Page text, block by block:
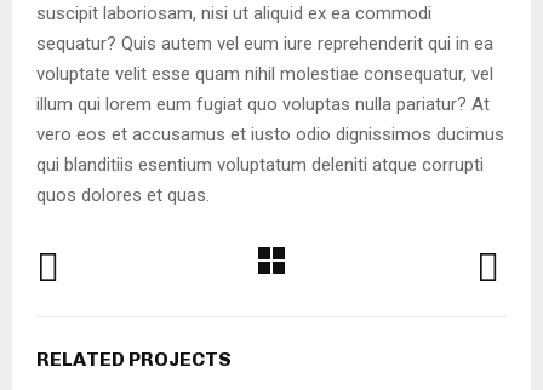
suscipit laboriosam, nisi ut aliquid ex ea commodi
sequatur? Quis autem vel eum iure reprehenderit qui in ea
voluptate velit esse quam nihil molestiae consequatur, vel
illum qui lorem eum fugiat quo voluptas nulla pariatur? At
vero eos et accusamus et iusto odio dignissimos ducimus
qui blanditiis esentium voluptatum deleniti atque corrupti
quos dolores et quas.
RELATED PROJECTS